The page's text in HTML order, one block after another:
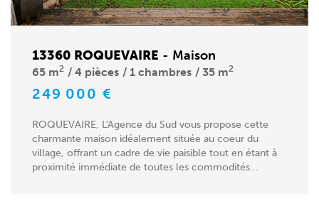
13360 ROQUEVAIRE - Maison
65 m2 4 pièces 1 chambres 35 m2
249 000 €
ROQUEVAIRE, L'Agence du Sud vous propose cette
charmante maison idéalement située au coeur du
village, offrant un cadre de vie paisible tout en étant à
proximité immédiate de toutes les commodités...